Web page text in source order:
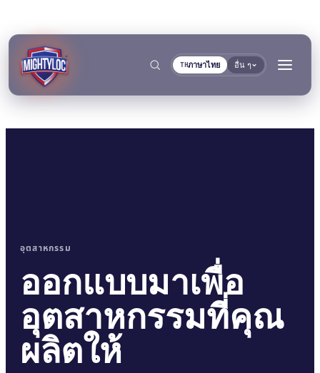
THภาษาไทย อื่น ๆ
→
การยึดติดและการบ่ม
Krystal 1000
การอุดและการล็อก
งานก่อสร้างและผลิต
การผลิตโลหะ
งานก่อสร้าง
งาน DIY
การขนส่งและการเดินเรือ
ผู้ผลิตรถโดยสารและรถ
บรรทุก
เอกสาร
คลังเอกสาร TDS แยกตามกลุ่ม
เอกสารข้อมูลความ
ปลอดภัย
เครื่องมือ
เครื่องมือเลือกพื้นผิว
อุตสาหกรรม
ออกแบบมาเพื่อ
อุตสาหกรรมที่คุณ
ผลิตให้